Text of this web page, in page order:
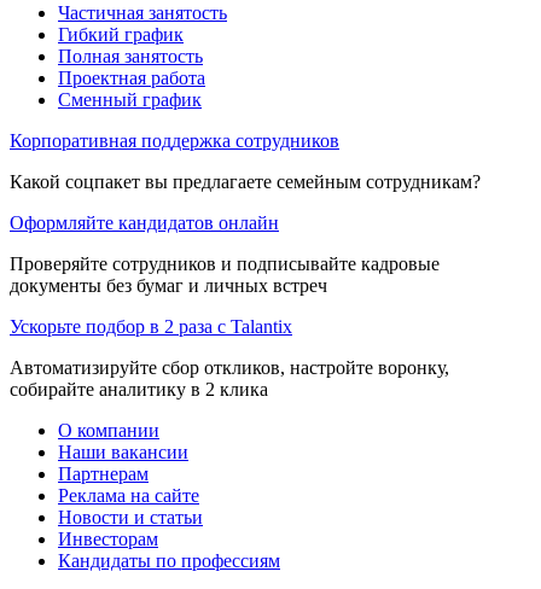
Частичная занятость
Гибкий график
Полная занятость
Проектная работа
Сменный график
Корпоративная поддержка сотрудников
Какой соцпакет вы предлагаете семейным сотрудникам?
Оформляйте кандидатов онлайн
Проверяйте сотрудников и подписывайте кадровые
документы без бумаг и личных встреч
Ускорьте подбор в 2 раза с Talantix
Автоматизируйте сбор откликов, настройте воронку,
собирайте аналитику в 2 клика
О компании
Наши вакансии
Партнерам
Реклама на сайте
Новости и статьи
Инвесторам
Кандидаты по профессиям